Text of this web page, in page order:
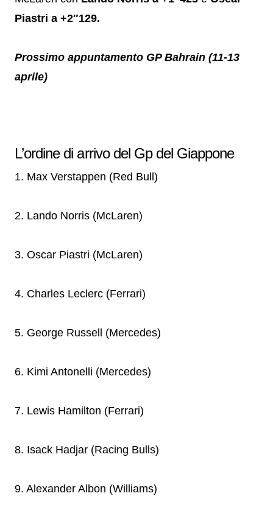
Piastri a +2″129.
Prossimo appuntamento GP Bahrain (11-13
aprile)
L’ordine di arrivo del Gp del Giappone
1. Max Verstappen (Red Bull)
2. Lando Norris (McLaren)
3. Oscar Piastri (McLaren)
4. Charles Leclerc (Ferrari)
5. George Russell (Mercedes)
6. Kimi Antonelli (Mercedes)
7. Lewis Hamilton (Ferrari)
8. Isack Hadjar (Racing Bulls)
9. Alexander Albon (Williams)